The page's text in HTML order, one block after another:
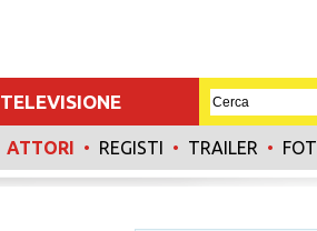
TELEVISIONE
ATTORI • REGISTI • TRAILER •